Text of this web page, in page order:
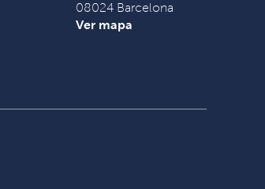
08024 Barcelona
Ver mapa